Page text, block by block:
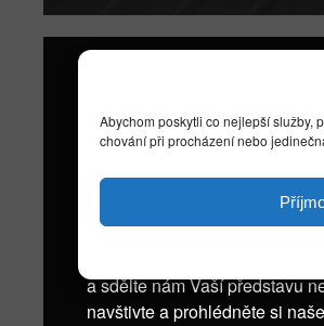
Abychom poskytli co nejlepší služby,
chování při procházení nebo
Každá úprava je individuální.
a sdělte nám Vaší představu
navštivte a prohlédněte si